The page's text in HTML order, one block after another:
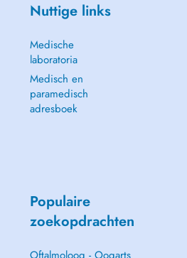
Nuttige links
Medische
laboratoria
Medisch en
paramedisch
adresboek
Populaire
zoekopdrachten